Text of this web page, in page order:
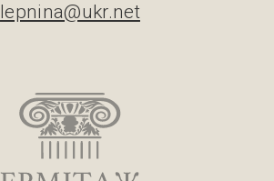
lepnina@ukr.net